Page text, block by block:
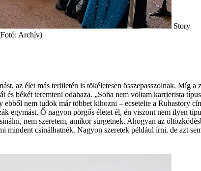
Story
Archív)
az élet más területén is tökéletesen összepasszolnak. Míg
békét teremteni odahaza. „Soha nem voltam karrierista
nem tudok már többet kihozni – ecsetelte a ­Ruhastory
egymást. Ő nagyon pörgős életet él, én viszont nem ilyen
nem szeretem, amikor sürgetnek. Ahogyan az
mindent csinálhatnék. Nagyon szeretek például írni, de azt